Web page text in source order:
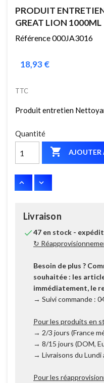
PRODUIT
GREAT LION 1000ML
Référence 000JA3016
18,93 €
TTC
Produit entretien
Quantité
 AJOUTER
Livraison
47 en stock -
↻
Besoin de plus ?
souhaitée : les
immédiatement, le
→ Suivi commande :
Pour les produits en
→ 2/3 jours (France
→ 8/15 jours (DOM,
→ Livraisons du Lundi
Pour les